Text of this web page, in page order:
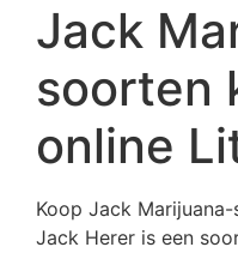
Jack
soorten
online
Koop Jack
Jack Herer is een